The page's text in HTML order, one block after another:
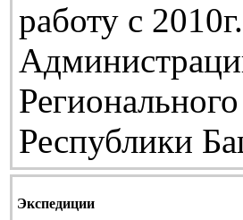
работу с
Республики
Экспедиции